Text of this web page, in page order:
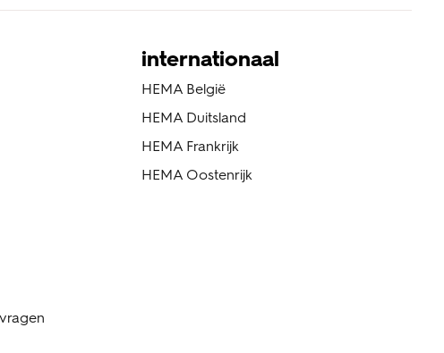
internationaal
HEMA België
HEMA Duitsland
HEMA Frankrijk
HEMA Oostenrijk